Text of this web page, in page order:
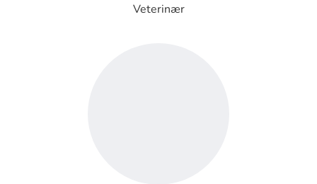
Veterinær